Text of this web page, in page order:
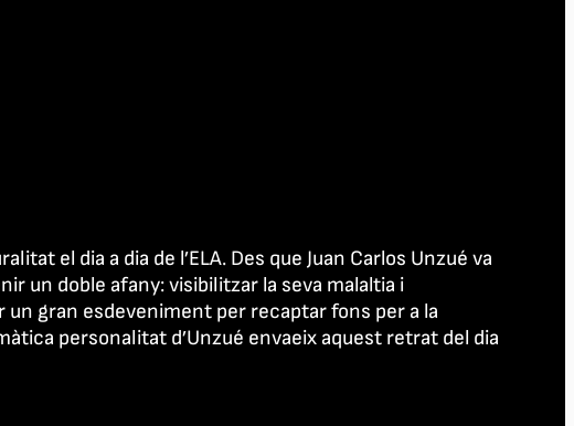
el dia a dia de l’ELA. Des que Juan Carlos Unzué va
un doble afany: visibilitzar la seva malaltia i
un gran esdeveniment per recaptar fons per a la
personalitat d’Unzué envaeix aquest retrat del dia